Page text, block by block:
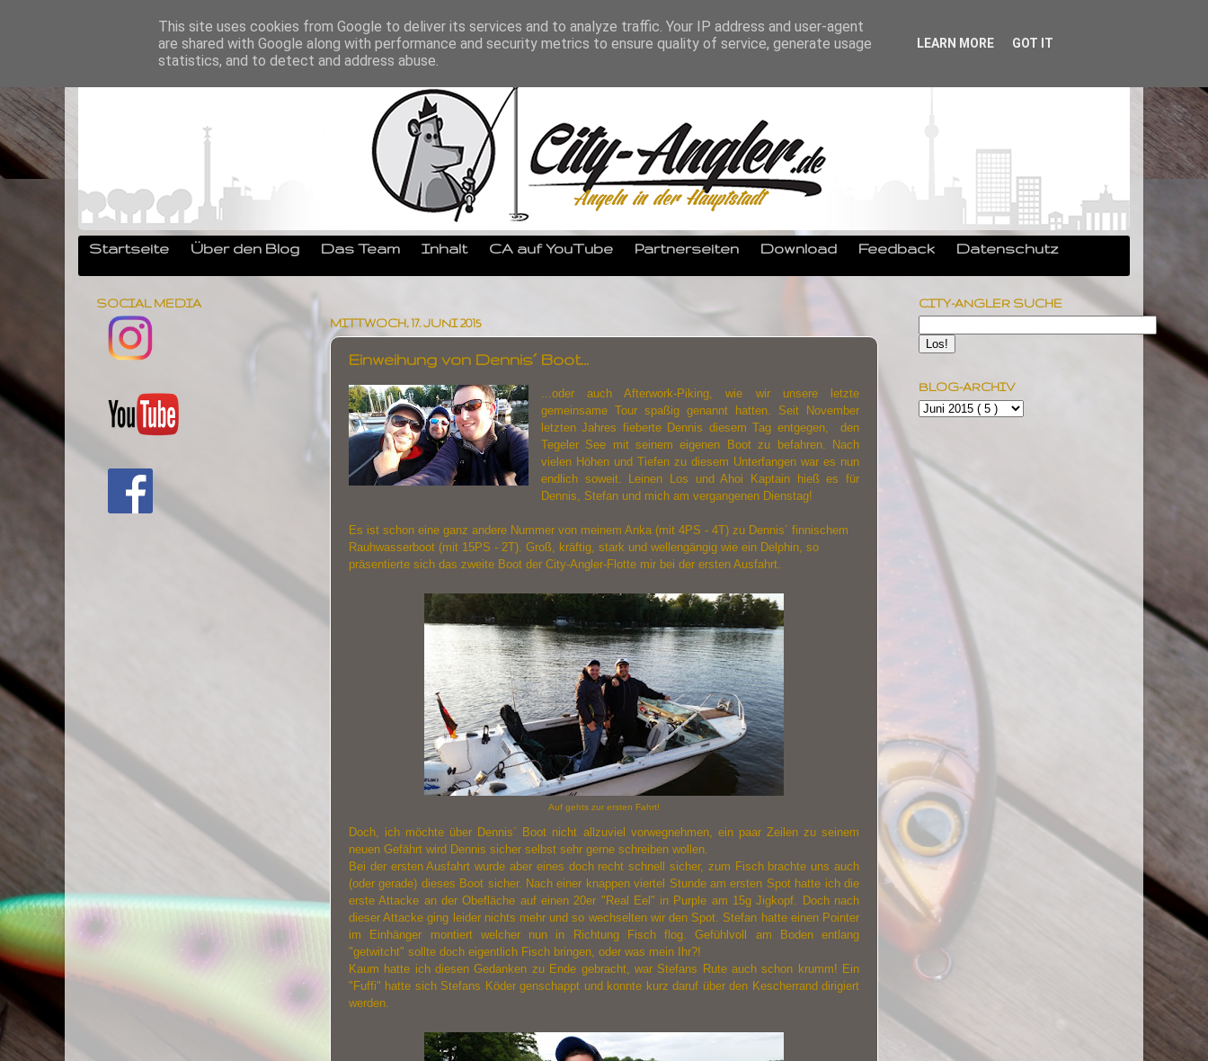
Startseite Über den Blog Das Team Inhalt CA auf YouTube Partnerseiten Download Feedback Datenschutz
MITTWOCH, 17. JUNI 2015
Einweihung von Dennis´ Boot...
...oder auch Afterwork-Piking, wie wir unsere letzte
gemeinsame Tour spaßig genannt hatten. Seit November
letzten Jahres fieberte Dennis diesem Tag entgegen, den
Tegeler See mit seinem eigenen Boot zu befahren. Nach
vielen Höhen und Tiefen zu diesem Unterfangen war es nun
endlich soweit. Leinen Los und Ahoi Kaptain hieß es für
Dennis, Stefan und mich am vergangenen Dienstag!
Es ist schon eine ganz andere Nummer von meinem Anka (mit 4PS - 4T) zu Dennis´ finnischem
Rauhwasserboot (mit 15PS - 2T). Groß, kräftig, stark und wellengängig wie ein Delphin, so
präsentierte sich das zweite Boot der City-Angler-Flotte mir bei der ersten Ausfahrt.
Auf gehts zur ersten Fahrt!
Doch, ich möchte über Dennis´ Boot nicht allzuviel vorwegnehmen, ein paar Zeilen zu seinem
neuen Gefährt wird Dennis sicher selbst sehr gerne schreiben wollen.
Bei der ersten Ausfahrt wurde aber eines doch recht schnell sicher, zum Fisch brachte uns auch
(oder gerade) dieses Boot sicher. Nach einer knappen viertel Stunde am ersten Spot hatte ich die
erste Attacke an der Obefläche auf einen 20er "Real Eel" in Purple am 15g Jigkopf. Doch nach
dieser Attacke ging leider nichts mehr und so wechselten wir den Spot. Stefan hatte einen Pointer
im Einhänger montiert welcher nun in Richtung Fisch flog. Gefühlvoll am Boden entlang
"getwitcht" sollte doch eigentlich Fisch bringen, oder was mein Ihr?!
Kaum hatte ich diesen Gedanken zu Ende gebracht, war Stefans Rute auch schon krumm! Ein
"Fuffi" hatte sich Stefans Köder genschappt und konnte kurz daruf über den Kescherrand dirigiert
werden.
SOCIAL MEDIA CITY-ANGLER SUCHE
BLOG-ARCHIV
This site uses cookies from Google to deliver its services and to analyze traffic. Your IP address and user-agent
are shared with Google along with performance and security metrics to ensure quality of service, generate usage
statistics, and to detect and address abuse.
LEARN MORE GOT IT